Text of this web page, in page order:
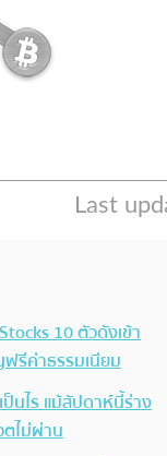
10 ตัวดังเข้า
รีค่าธรรมเนียม
นไร แม้สัปดาห์นี้ร่าง
ตไม่ผ่าน